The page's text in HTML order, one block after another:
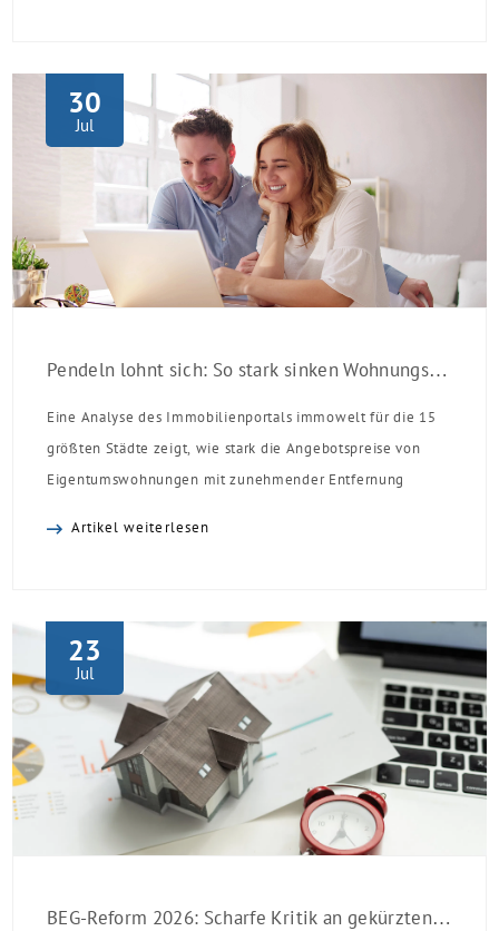
Einzelmaßnahmen […]
30
Jul
Pendeln lohnt sich: So stark sinken Wohnungspreise im Umland
Eine Analyse des Immobilienportals immowelt für die 15
größten Städte zeigt, wie stark die Angebotspreise von
Eigentumswohnungen mit zunehmender Entfernung
Artikel weiterlesen
23
Jul
BEG-Reform 2026: Scharfe Kritik an gekürzten Sanierungsförderungen